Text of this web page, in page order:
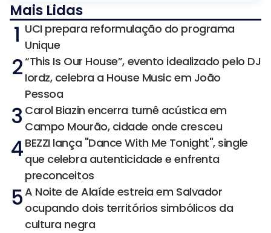
Mais Lidas
1 UCI prepara reformulação do programa
Unique
2“This Is Our House”, evento idealizado pelo DJ
Iordz, celebra a House Music em João
Pessoa
3 Carol Biazin encerra turnê acústica em
Campo Mourão, cidade onde cresceu
4BEZZI lança "Dance With Me Tonight", single
que celebra autenticidade e enfrenta
preconceitos
5A Noite de Alaíde estreia em Salvador
ocupando dois territórios simbólicos da
cultura negra